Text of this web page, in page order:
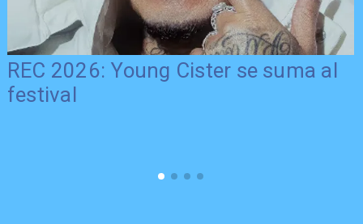
REC 2026: Young Cister se suma al
festival